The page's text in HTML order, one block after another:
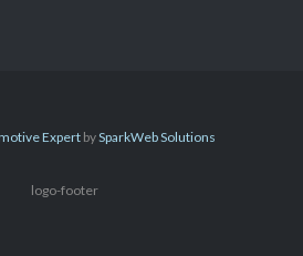
ExpertbySparkWeb Solutions